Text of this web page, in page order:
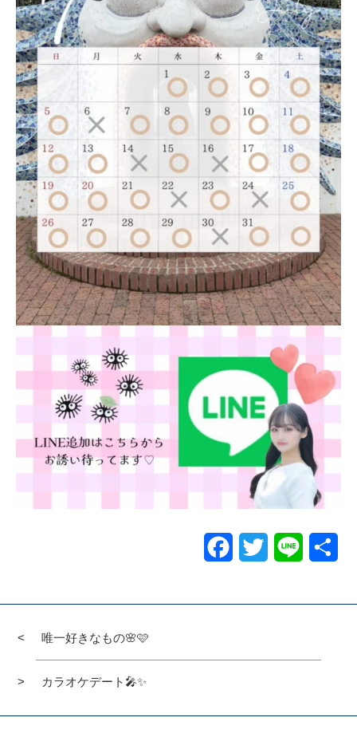
Facebook
Twitter Line
唯一好きなもの🌸🩷
カラオケデート🎤✨